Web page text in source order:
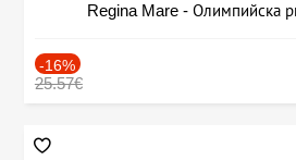
Regina Mare - Олимпийска
-16%
25.57€